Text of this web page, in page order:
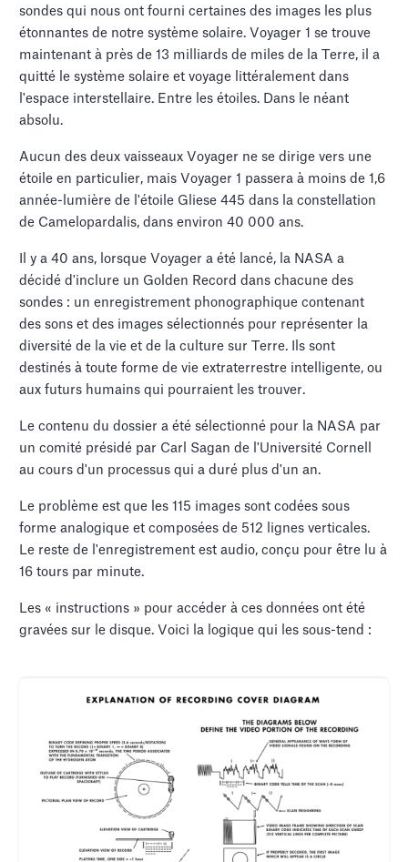
sondes qui nous ont fourni certaines des images les plus
étonnantes de notre système solaire. Voyager 1 se trouve
maintenant à près de 13 milliards de miles de la Terre, il a
quitté le système solaire et voyage littéralement dans
l'espace interstellaire. Entre les étoiles. Dans le néant
absolu.
Aucun des deux vaisseaux Voyager ne se dirige vers une
étoile en particulier, mais Voyager 1 passera à moins de 1,6
année-lumière de l'étoile Gliese 445 dans la constellation
de Camelopardalis, dans environ 40 000 ans.
Il y a 40 ans, lorsque Voyager a été lancé, la NASA a
décidé d'inclure un Golden Record dans chacune des
sondes : un enregistrement phonographique contenant
des sons et des images sélectionnés pour représenter la
diversité de la vie et de la culture sur Terre. Ils sont
destinés à toute forme de vie extraterrestre intelligente, ou
aux futurs humains qui pourraient les trouver.
Le contenu du dossier a été sélectionné pour la NASA par
un comité présidé par Carl Sagan de l'Université Cornell
au cours d'un processus qui a duré plus d'un an.
Le problème est que les 115 images sont codées sous
forme analogique et composées de 512 lignes verticales.
Le reste de l'enregistrement est audio, conçu pour être lu à
16 tours par minute.
Les « instructions » pour accéder à ces données ont été
gravées sur le disque. Voici la logique qui les sous-tend :